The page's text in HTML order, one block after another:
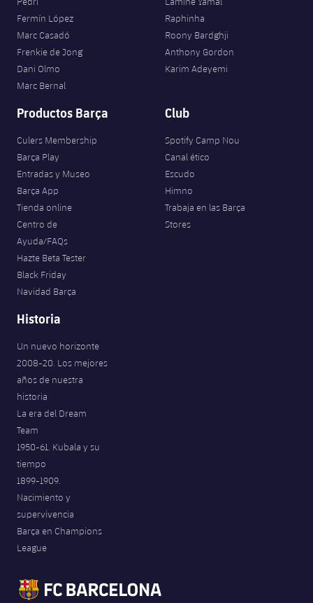
Fermín López
Marc Casadó
Frenkie de Jong
Dani Olmo
Marc Bernal
Raphinha
Roony Bardghji
Anthony Gordon
Karim Adeyemi
Productos Barça
Culers Membership
Barça Play
Entradas y Museo
Barça App
Tienda online
Centro de
Ayuda/FAQs
Hazte Beta Tester
Black Friday
Navidad Barça
Club
Spotify Camp Nou
Canal ético
Escudo
Himno
Trabaja en las Barça
Stores
Historia
Un nuevo horizonte
2008-20. Los mejores
años de nuestra
historia
La era del Dream
Team
1950-61. Kubala y su
tiempo
1899-1909.
Nacimiento y
supervivencia
Barça en Champions
League